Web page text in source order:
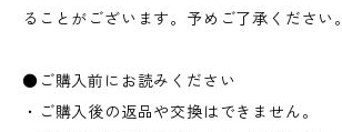
ることがございます。予めご了承ください。
●ご購入前にお読みください
・ご購入後の返品や交換はできません。